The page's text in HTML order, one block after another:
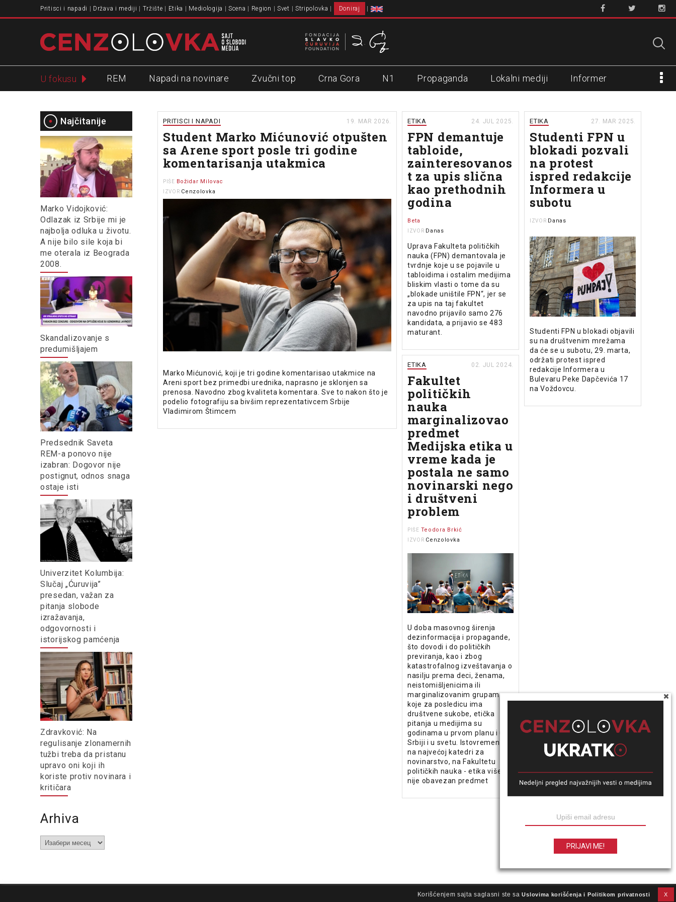
Pritisci i napadi Država i mediji Tržište Etika Mediologija Scena Region Svet Stripolovka Doniraj
U fokusu REM Napadi na novinare Zvučni top Crna Gora N1 Propaganda Lokalni mediji Informer
Najčitanije
Marko Vidojković:
Odlazak iz Srbije mi je
najbolja odluka u životu.
A nije bilo sile koja bi
me oterala iz Beograda
2008.
Skandalizovanje s
predumišljajem
Predsednik Saveta
REM-a ponovo nije
izabran: Dogovor nije
postignut, odnos snaga
ostaje isti
Univerzitet Kolumbija:
Slučaj „Ćuruvija”
presedan, važan za
pitanja slobode
izražavanja,
odgovornosti i
istorijskog pamćenja
Zdravković: Na
regulisanje zlonamernih
tužbi treba da pristanu
upravo oni koji ih
koriste protiv novinara i
kritičara
Arhiva
Arhiva
PRITISCI I NAPADI 19. MAR 2026.
Student Marko Mićunović otpušten
sa Arene sport posle tri godine
komentarisanja utakmica
PIŠE Božidar Milovac
IZVOR Cenzolovka
Marko Mićunović, koji je tri godine komentarisao utakmice na
Areni sport bez primedbi urednika, naprasno je sklonjen sa
prenosa. Navodno zbog kvaliteta komentara. Sve to nakon što je
podelio fotografiju sa bivšim reprezentativcem Srbije
Vladimirom Štimcem
ETIKA 24. JUL 2025.
FPN demantuje
tabloide,
zainteresovanos
t za upis slična
kao prethodnih
godina
Beta
IZVOR Danas
Uprava Fakulteta političkih
nauka (FPN) demantovala je
tvrdnje koje u se pojavile u
tabloidima i ostalim medijima
bliskim vlasti o tome da su
„blokade uništile FPN“, jer se
za upis na taj fakultet
navodno prijavilo samo 276
kandidata, a prijavio se 483
maturant.
ETIKA 27. MAR 2025.
Studenti FPN u
blokadi pozvali
na protest
ispred redakcije
Informera u
subotu
IZVOR Danas
Studenti FPN u blokadi objavili
su na društvenim mrežama
da će se u subotu, 29. marta,
održati protest ispred
redakcije Informera u
Bulevaru Peke Dapčevića 17
na Voždovcu.
ETIKA 02. JUL 2024.
Fakultet
političkih
nauka
marginalizovao
predmet
Medijska etika u
vreme kada je
postala ne samo
novinarski nego
i društveni
problem
PIŠE Teodora Brkić
IZVOR Cenzolovka
U doba masovnog širenja
dezinformacija i propagande,
što dovodi i do političkih
previranja, kao i zbog
katastrofalnog izveštavanja o
nasilju prema deci, ženama,
neistomišljenicima ili
marginalizovanim grupama,
koje za posledicu ima
društvene sukobe, etička
pitanja u medijima su
godinama u prvom planu i u
Srbiji i u svetu. Istovremeno,
na najvećoj katedri za
novinarstvo, na Fakultetu
političkih nauka - etika više
nije obavezan predmet
Korišćenjem sajta saglasni ste saUslovima korišćenja i Politikom privatnosti X